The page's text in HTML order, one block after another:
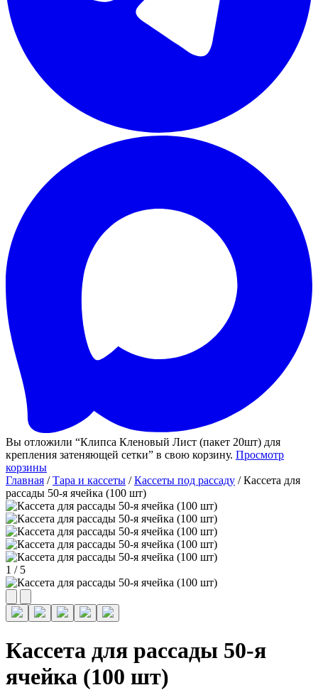
Вы отложили “Клипса Кленовый Лист (пакет 20шт) для
крепления затеняющей сетки” в свою корзину. Просмотр
корзины
Главная /Тара и кассеты /Кассеты под рассаду / Кассета для
рассады 50-я ячейка (100 шт)
1 / 5
Кассета для рассады 50-я
ячейка (100 шт)